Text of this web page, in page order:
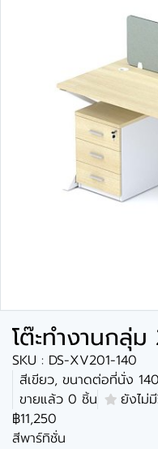
โต๊ะทำงานกลุ่
SKU : DS-XV201-140
สีเขียว, ขนาดต่อที่นั่ง
ขายแล้ว 0 ชิ้น
ยังไม่
฿11,250
สีพาร์ทิชั่น